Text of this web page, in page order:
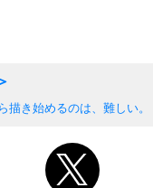
描き始めるのは、難しい。